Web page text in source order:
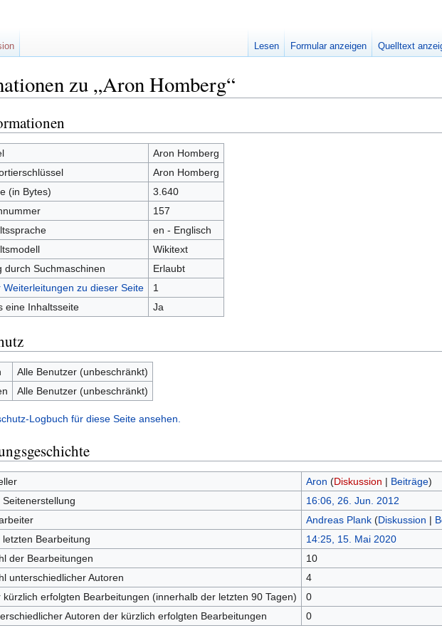
zu „Aron Homberg“
Aron Homberg
Aron Homberg
(in Bytes)
3.640
157
en - Englisch
Wikitext
durch Suchmaschinen
Erlaubt
Weiterleitungen zu dieser Seite
1
eine Inhaltsseite
Ja
Alle Benutzer (unbeschränkt)
Alle Benutzer (unbeschränkt)
Logbuch für diese Seite ansehen.
Aron (Diskussion | Beiträge)
16:06, 26. Jun. 2012
Andreas Plank (Diskussion |
letzten Bearbeitung
14:25, 15. Mai 2020
der Bearbeitungen
10
unterschiedlicher Autoren
4
kürzlich erfolgten Bearbeitungen (innerhalb der letzten 90 Tagen)
0
Autoren der kürzlich erfolgten Bearbeitungen
0
Lesen Formular anzeigen Quelltext